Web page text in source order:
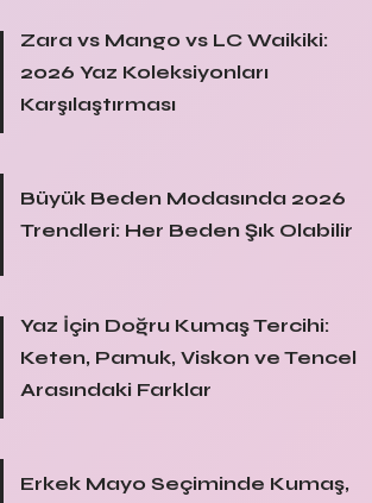
Zara vs Mango vs LC Waikiki:
2026 Yaz Koleksiyonları
Karşılaştırması
Büyük Beden Modasında 2026
Trendleri: Her Beden Şık Olabilir
Yaz İçin Doğru Kumaş Tercihi:
Keten, Pamuk, Viskon ve Tencel
Arasındaki Farklar
Erkek Mayo Seçiminde Kumaş,